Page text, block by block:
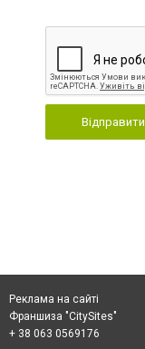
Відправити
Реклама на сайті
Франшиза "CitySites"
+ 38 063 0569176